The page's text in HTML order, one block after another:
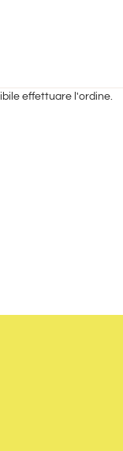
effettuare l'ordine.